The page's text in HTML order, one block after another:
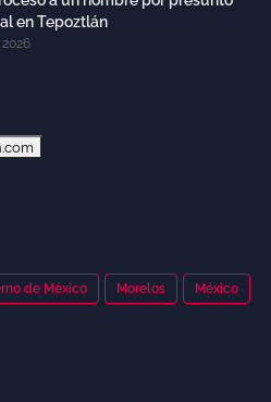
en Tepoztlán
de México Morelos México